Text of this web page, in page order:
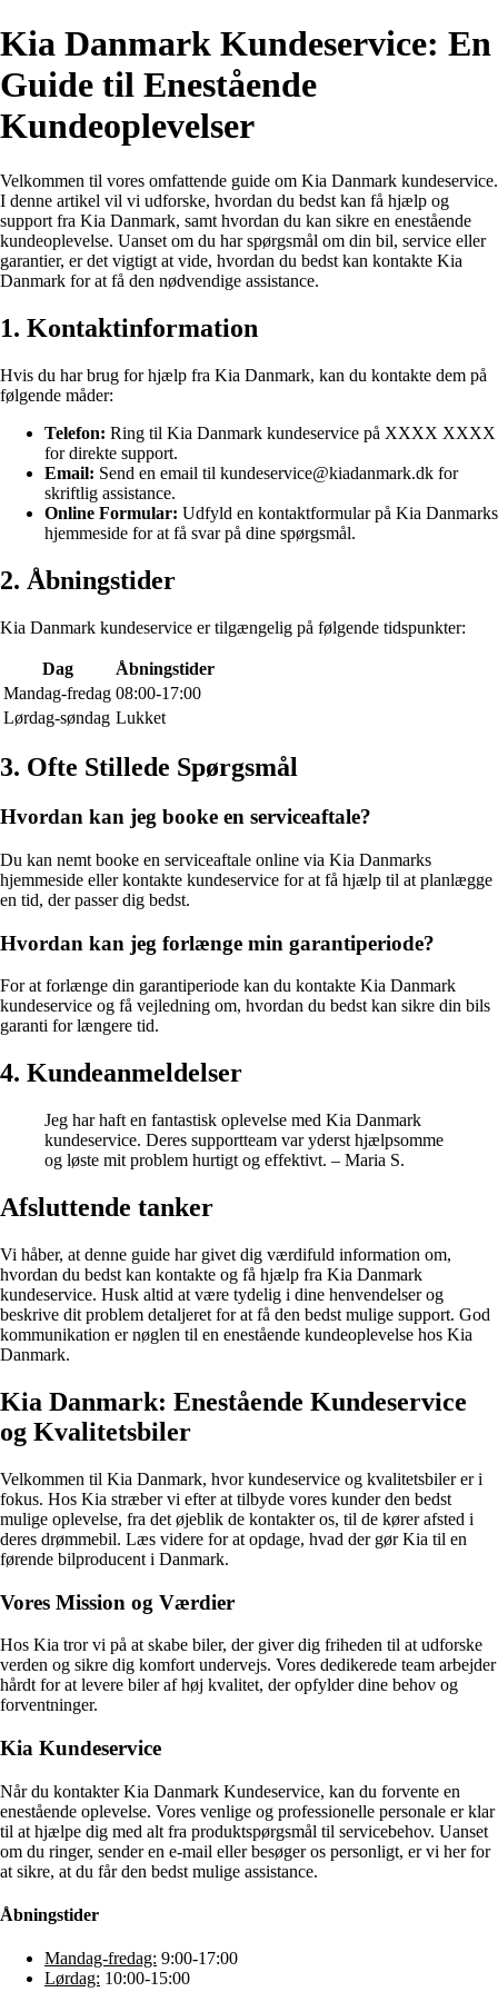
Kia Danmark Kundeservice: En
Guide til Enestående
Kundeoplevelser
Velkommen til vores omfattende guide om Kia Danmark kundeservice.
I denne artikel vil vi udforske, hvordan du bedst kan få hjælp og
support fra Kia Danmark, samt hvordan du kan sikre en enestående
kundeoplevelse. Uanset om du har spørgsmål om din bil, service eller
garantier, er det vigtigt at vide, hvordan du bedst kan kontakte Kia
Danmark for at få den nødvendige assistance.
1. Kontaktinformation
Hvis du har brug for hjælp fra Kia Danmark, kan du kontakte dem på
følgende måder:
Telefon: Ring til Kia Danmark kundeservice på XXXX XXXX
for direkte support.
Email: Send en email til kundeservice@kiadanmark.dk for
skriftlig assistance.
Online Formular: Udfyld en kontaktformular på Kia Danmarks
hjemmeside for at få svar på dine spørgsmål.
2. Åbningstider
Kia Danmark kundeservice er tilgængelig på følgende tidspunkter:
Dag
Åbningstider
Mandag-fredag 08:00-17:00
Lørdag-søndag Lukket
3. Ofte Stillede Spørgsmål
Hvordan kan jeg booke en serviceaftale?
Du kan nemt booke en serviceaftale online via Kia Danmarks
hjemmeside eller kontakte kundeservice for at få hjælp til at planlægge
en tid, der passer dig bedst.
Hvordan kan jeg forlænge min garantiperiode?
For at forlænge din garantiperiode kan du kontakte Kia Danmark
kundeservice og få vejledning om, hvordan du bedst kan sikre din bils
garanti for længere tid.
4. Kundeanmeldelser
Jeg har haft en fantastisk oplevelse med Kia Danmark
kundeservice. Deres supportteam var yderst hjælpsomme
og løste mit problem hurtigt og effektivt. – Maria S.
Afsluttende tanker
Vi håber, at denne guide har givet dig værdifuld information om,
hvordan du bedst kan kontakte og få hjælp fra Kia Danmark
kundeservice. Husk altid at være tydelig i dine henvendelser og
beskrive dit problem detaljeret for at få den bedst mulige support. God
kommunikation er nøglen til en enestående kundeoplevelse hos Kia
Danmark.
Kia Danmark: Enestående Kundeservice
og Kvalitetsbiler
Velkommen til Kia Danmark, hvor kundeservice og kvalitetsbiler er i
fokus. Hos Kia stræber vi efter at tilbyde vores kunder den bedst
mulige oplevelse, fra det øjeblik de kontakter os, til de kører afsted i
deres drømmebil. Læs videre for at opdage, hvad der gør Kia til en
førende bilproducent i Danmark.
Vores Mission og Værdier
Hos Kia tror vi på at skabe biler, der giver dig friheden til at udforske
verden og sikre dig komfort undervejs. Vores dedikerede team arbejder
hårdt for at levere biler af høj kvalitet, der opfylder dine behov og
forventninger.
Kia Kundeservice
Når du kontakter Kia Danmark Kundeservice, kan du forvente en
enestående oplevelse. Vores venlige og professionelle personale er klar
til at hjælpe dig med alt fra produktspørgsmål til servicebehov. Uanset
om du ringer, sender en e-mail eller besøger os personligt, er vi her for
at sikre, at du får den bedst mulige assistance.
Åbningstider
Mandag-fredag: 9:00-17:00
Lørdag: 10:00-15:00